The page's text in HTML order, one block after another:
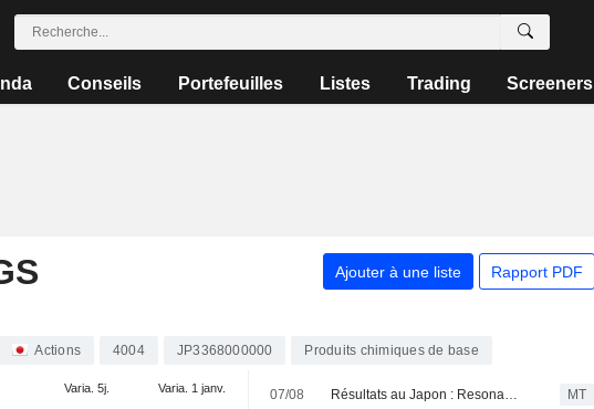
Conseils Portefeuilles Listes Trading Screeners
Ajouter à une liste Rapport PDF
Actions 4004 JP3368000000 Produits chimiques de base
Varia. 5j. Varia. 1 janv. 07/08 Résultats au Japon : Resonac et Nintendo progressent, Softbank Group recule MT